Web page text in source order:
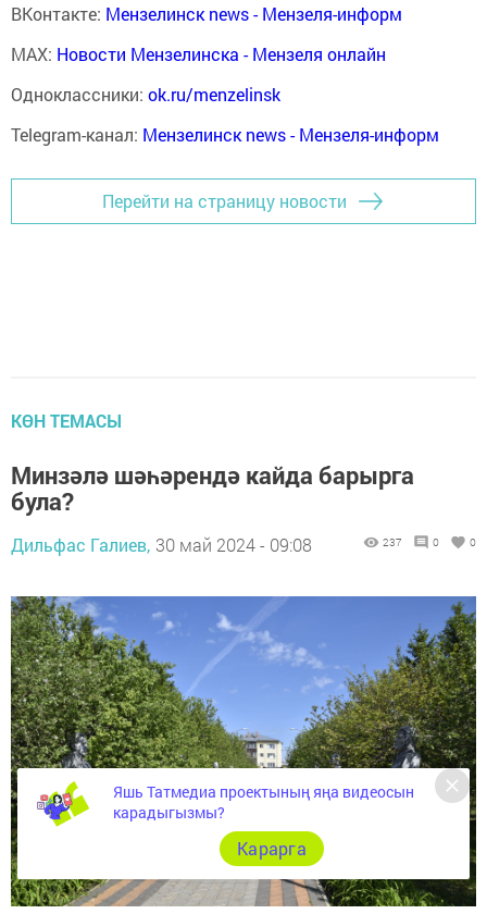
ВКонтакте: Мензелинск news - Мензеля-информ
MAX: Новости Мензелинска - Мензеля онлайн
Одноклассники: ok.ru/menzelinsk
Telegram-канал: Мензелинск news - Мензеля-информ
Перейти на страницу новости
КӨН ТЕМАСЫ
Минзәлә шәһәрендә кайда барырга
була?
Дильфас Галиев, 30 май 2024 - 09:08 237 0 0
Яшь Татмедиа проектының яңа видеосын
карадыгызмы?
Карарга